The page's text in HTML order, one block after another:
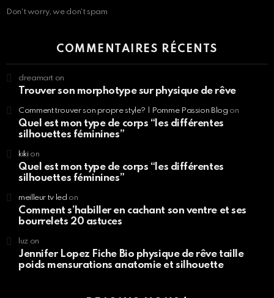
Don't worry, we don't spam
COMMENTAIRES RÉCENTS
dreamart on
Trouver son morphotype sur physique de rêve
Comment trouver son propre style? | Pomme Passion Blog on
Quel est mon type de corps “les différentes
silhouettes féminines”
kikion
Quel est mon type de corps “les différentes
silhouettes féminines”
meilleur tv led on
Comment s’habiller en cachant son ventre et ses
bourrelets 20 astuces
luzon
Jennifer Lopez Fiche Bio physique de rêve taille
poids mensurations anatomie et silhouette